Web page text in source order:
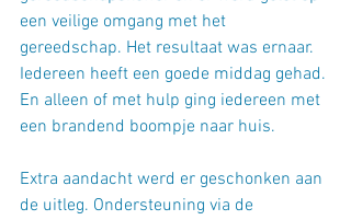
een veilige omgang met het
gereedschap. Het resultaat was ernaar.
Iedereen heeft een goede middag gehad.
En alleen of met hulp ging iedereen met
een brandend boompje naar huis.
Extra aandacht werd er geschonken aan
de uitleg. Ondersteuning via de